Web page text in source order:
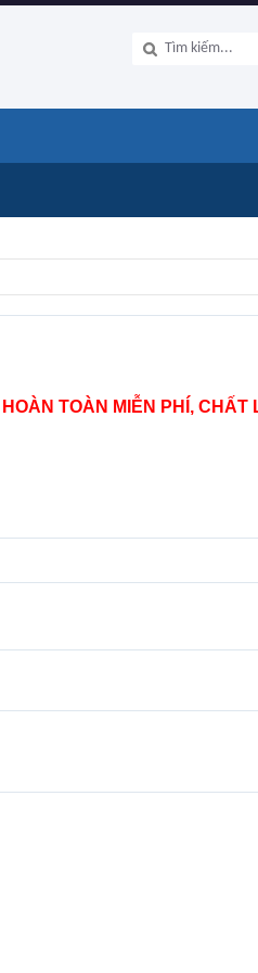
HOÀN TOÀN MIỄN PHÍ, CHẤT